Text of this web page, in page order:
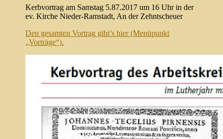
Kerbvortrag am Samstag 5.87.2017 um 16 Uhr in der
ev. Kirche Nieder-Ramstadt, An der Zehntscheuer
Den gesamten Vortrag gibt’s hier (Menüpunkt
„Vorträge“).